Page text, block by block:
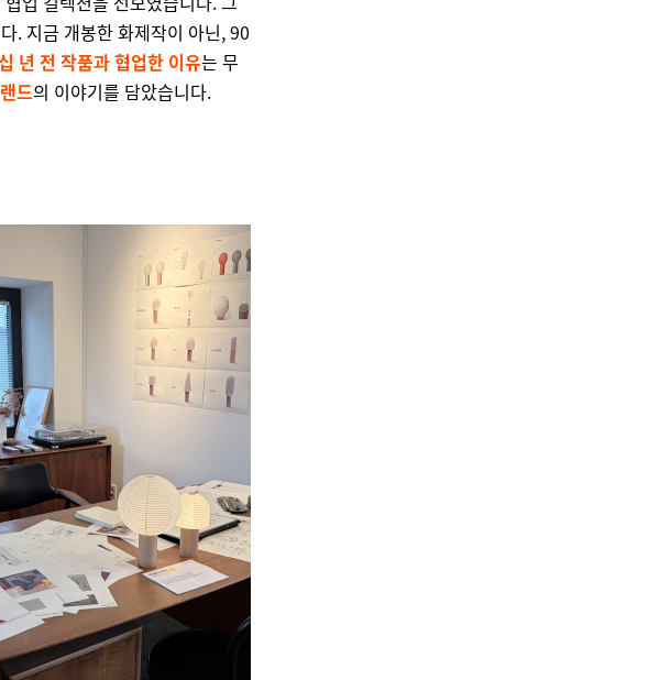
. 지금 개봉한 화제작이 아닌, 90
년 전 작품과 협업한 이유는 무
드의 이야기를 담았습니다.